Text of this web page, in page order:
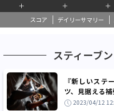
＋ ＋ ＋
スコア デイリーサマリー
スティーブ
『新しいステ
ツ、見据える
とジェームズ・
2023/04/12